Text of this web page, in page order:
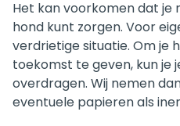
Het kan voorkomen dat je
hond kunt zorgen. Voor
verdrietige situatie. Om je
toekomst te geven, kun je
overdragen. Wij nemen
eventuele papieren als